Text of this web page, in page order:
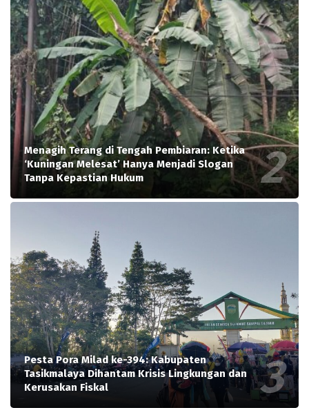
Menagih Terang di Tengah Pembiaran: Ketika
‘Kuningan Melesat’ Hanya Menjadi Slogan
Tanpa Kepastian Hukum
Pesta Pora Milad ke-394: Kabupaten
Tasikmalaya Dihantam Krisis Lingkungan dan
Kerusakan Fiskal